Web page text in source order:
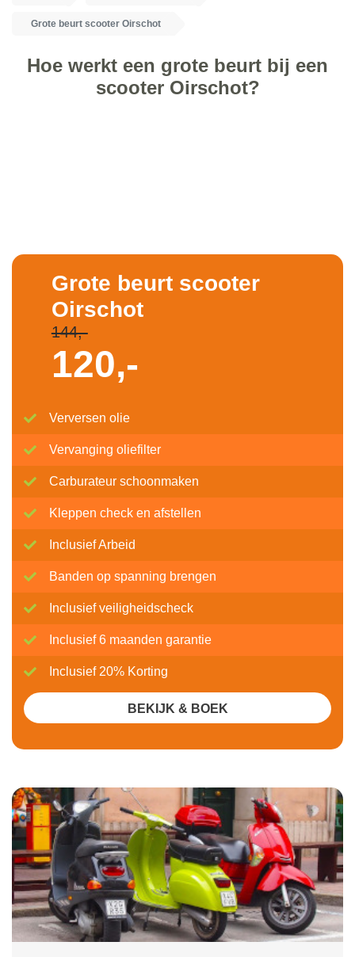
Grote beurt scooter Oirschot
Hoe werkt een grote beurt bij een
scooter Oirschot?
Grote beurt scooter
Oirschot
144,-
120,-
Verversen olie
Vervanging oliefilter
Carburateur schoonmaken
Kleppen check en afstellen
Inclusief Arbeid
Banden op spanning brengen
Inclusief veiligheidscheck
Inclusief 6 maanden garantie
Inclusief 20% Korting
BEKIJK & BOEK